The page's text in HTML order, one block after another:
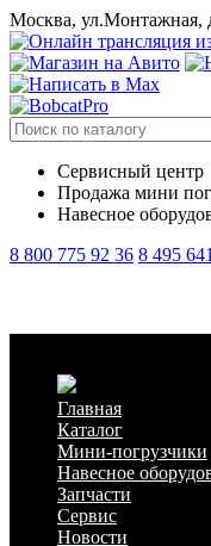
Москва, ул.Монтажная,
Сервисный центр
Продажа мини
Навесное
8 800 775 92 36 8 495
Главная
Каталог
Мини-погрузчики
Навесное
Запчасти
Сервис
Новости